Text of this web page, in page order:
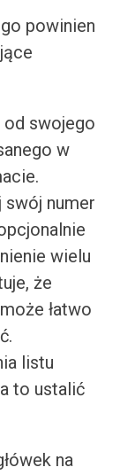
powinien
od swojego
w
swój numer
wielu
że
łatwo
listu
to ustalić
na